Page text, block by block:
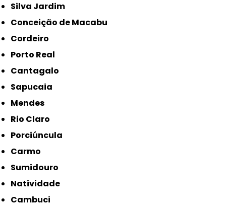
Silva Jardim
Conceição de Macabu
Cordeiro
Porto Real
Cantagalo
Sapucaia
Mendes
Rio Claro
Porciúncula
Carmo
Sumidouro
Natividade
Cambuci